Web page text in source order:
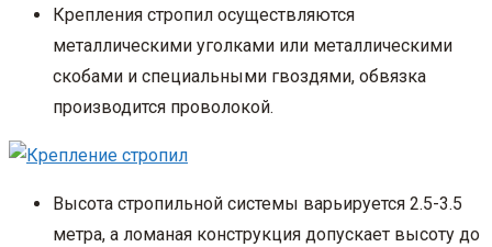
Крепления стропил осуществляются
металлическими уголками или металлическими
скобами и специальными гвоздями, обвязка
производится проволокой.
Высота стропильной системы варьируется 2.5-3.5
метра, а ломаная конструкция допускает высоту до